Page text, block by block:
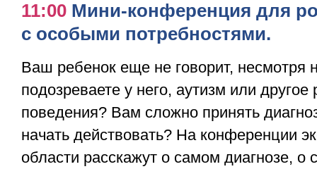
11:00 Мини-конференция для
с особыми потребностями.
Ваш ребенок еще не говорит, несмотря
подозреваете у него, аутизм или другое
поведения? Вам сложно принять
начать действовать? На конференции
области расскажут о самом диагнозе, о